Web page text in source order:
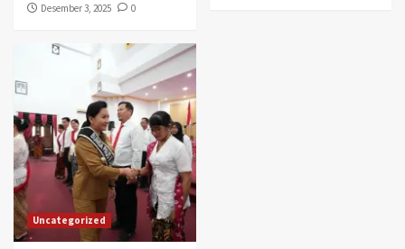
Desember 3, 2025
0
Uncategorized